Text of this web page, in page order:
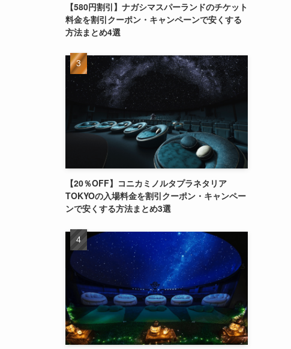
【580円割引】ナガシマスパーランドのチケット
料金を割引クーポン・キャンペーンで安くする
方法まとめ4選
【20％OFF】コニカミノルタプラネタリア
TOKYOの入場料金を割引クーポン・キャンペー
ンで安くする方法まとめ3選